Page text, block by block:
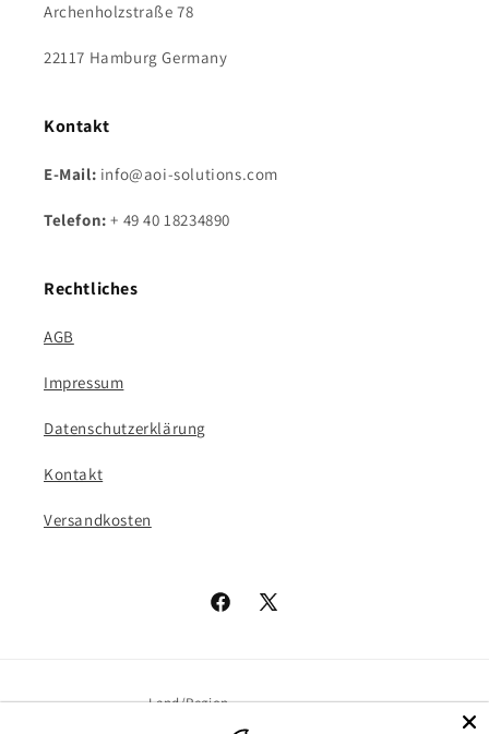
Archenholzstraße 78
22117 Hamburg Germany
Kontakt
E-Mail: info@aoi-solutions.com
Telefon:+ 49 40 18234890
Rechtliches
AGB
Impressum
Datenschutzerklärung
Kontakt
Versandkosten
Facebook
X
Land/Region